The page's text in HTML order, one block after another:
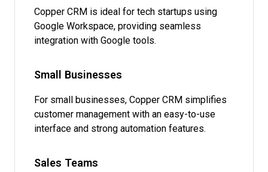
Copper CRM is ideal for tech startups using
Google Workspace, providing seamless
integration with Google tools.
Small Businesses
For small businesses, Copper CRM simplifies
customer management with an easy-to-use
interface and strong automation features.
Sales Teams